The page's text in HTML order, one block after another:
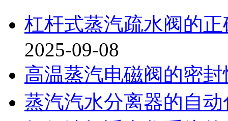
杠杆式蒸汽疏水阀的
2025-09-08
高温蒸汽电磁阀的密
蒸汽汽水分离器的自